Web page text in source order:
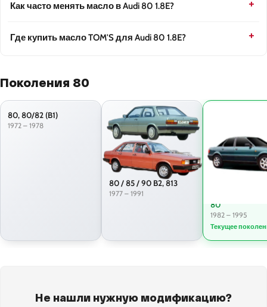
Как часто менять масло в Audi 80 1.8E?
Где купить масло TOM'S для Audi 80 1.8E?
Поколения 80
80, 80/82 (B1)
1972 – 1978
80 / 85 / 90 B2, 813
1977 – 1991
80
1982 – 1995
Текущее
Не нашли нужную модификацию?